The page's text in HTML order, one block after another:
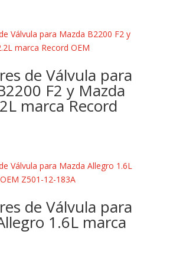
de Válvula para
F2 y Mazda
marca Record
de Válvula para
1.6L marca